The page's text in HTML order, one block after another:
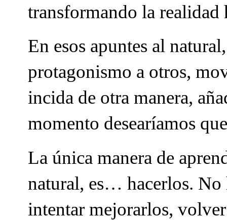
transformando la realidad
En esos apuntes al
protagonismo a otros,
incida de otra manera,
momento desearíamos
La única manera de
natural, es… hacerlos. No
intentar mejorarlos,